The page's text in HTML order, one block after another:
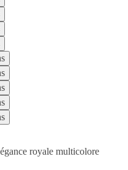
royale multicolore